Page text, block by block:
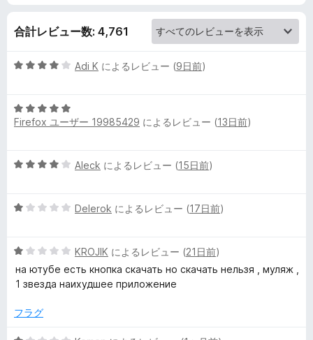
h
p
e
r
1
評
合計レビュー数: 4,761
5
中
4
価
Adi K によるレビュー (9日前)
5
段
5
価
Firefox ユーザー 19985429 によるレビュー (13日前)
5
中
評
価
Aleck によるレビュー (15日前)
5
中
1
の
価
Delerok によるレビュー (17日前)
5
段
階
1
KROJIK によるレビュー (21日前)
на ютубе есть кнопка скачать но скачать нельзя , муляж ,
1 звезда наихудшее приложение
フラグ